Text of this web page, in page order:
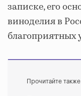
записке, его
виноделия в
благоприятных
Прочитайте также